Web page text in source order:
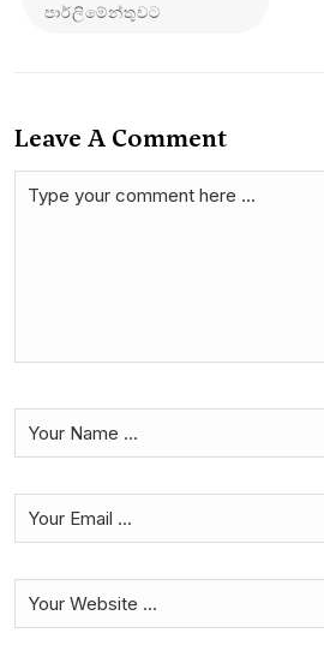
පාර්ලිමේන්තුවට
Leave A Comment